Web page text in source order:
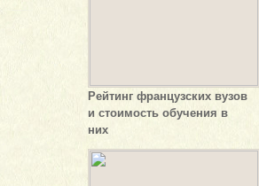
Рейтинг французских вузов
и стоимость обучения в
них